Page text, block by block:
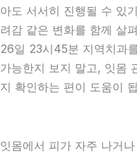
아도 서서히 진행될 수 있
려감 같은 변화를 함께 살
26일 23시45분 지역치과
가능한지 보지 말고, 잇몸
지 확인하는 편이 도움이
잇몸에서 피가 자주 나거